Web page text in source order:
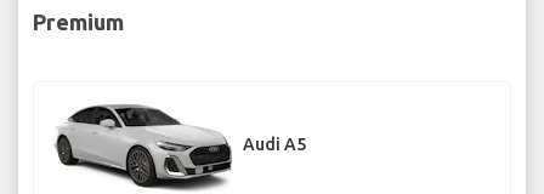
Premium
Audi A5